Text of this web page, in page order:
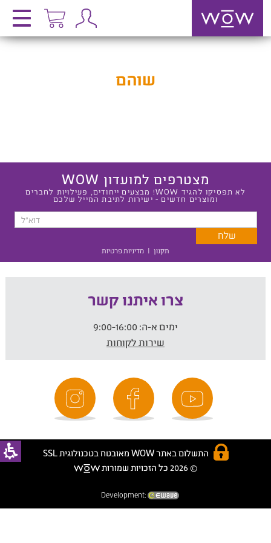
שוהם
מצטרפים למועדון WOW
לא תפסיקו להגיד WOW! מבצעים ייחודים, פעילויות לחברים
ומוצרים חדשים - ישירות לתיבת המייל שלכם
תקנון | מדיניות פרטיות
צרו איתנו קשר
ימים א-ה:
שירות לקוחות
התשלום באתר WOW מאובטח בטכנולוגית SSL
© 2026 כל הזכויות שמורות
Development: